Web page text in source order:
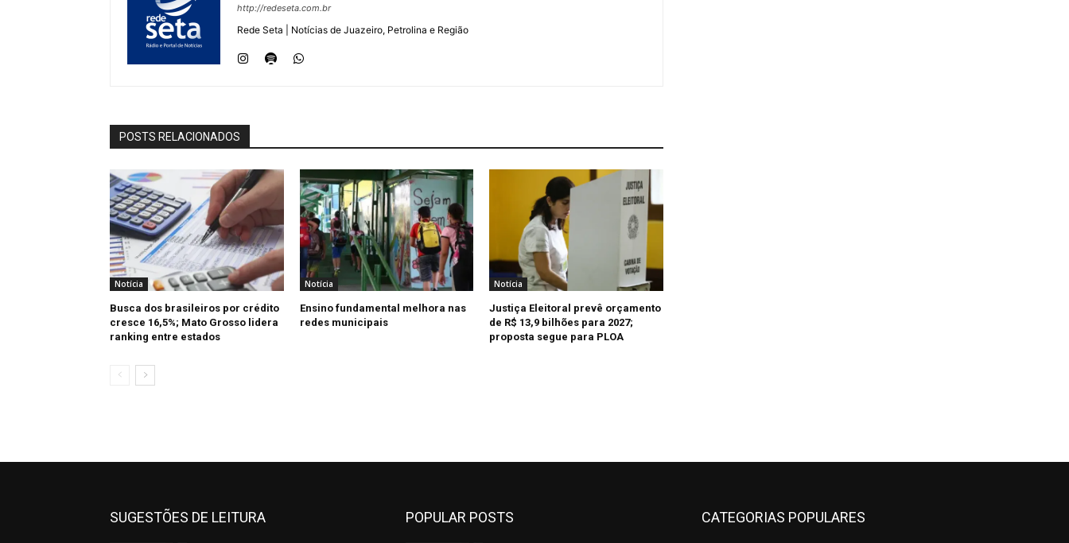
http://redeseta.com.br
Rede Seta | Notícias de Juazeiro, Petrolina e Região
POSTS RELACIONADOS
Notícia
Busca dos brasileiros por crédito
cresce 16,5%; Mato Grosso lidera
ranking entre estados
Notícia
Ensino fundamental melhora nas
redes municipais
Notícia
Justiça Eleitoral prevê orçamento
de R$ 13,9 bilhões para 2027;
proposta segue para PLOA
SUGESTÕES DE LEITURA POPULAR POSTS CATEGORIAS POPULARES